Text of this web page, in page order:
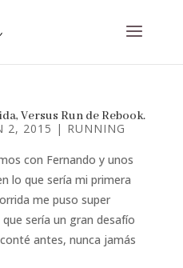
Versus Run de Rebook.
2, 2015 | RUNNING
con Fernando y unos
lo que sería mi primera
me puso super
sería un gran desafío
antes, nunca jamás